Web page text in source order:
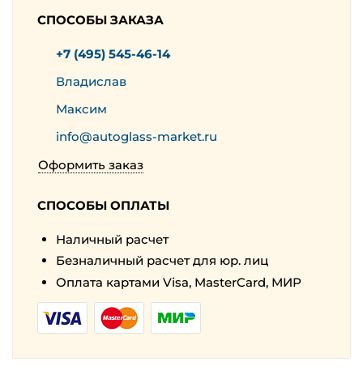
СПОСОБЫ ЗАКАЗА
+7 (495) 545-46-14
Владислав
Максим
info@autoglass-market.ru
Оформить заказ
СПОСОБЫ ОПЛАТЫ
Наличный расчет
Безналичный расчет для юр. лиц
Оплата картами Visa, MasterCard, МИР